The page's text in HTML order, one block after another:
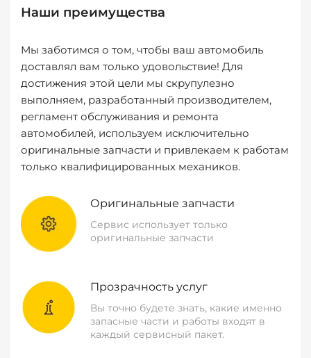
Наши преимущества
Мы заботимся о том, чтобы ваш автомобиль
доставлял вам только удовольствие! Для
достижения этой цели мы скрупулезно
выполняем, разработанный производителем,
регламент обслуживания и ремонта
автомобилей, используем исключительно
оригинальные запчасти и привлекаем к работам
только квалифицированных механиков.
Оригинальные запчасти
Сервис использует только
оригинальные запчасти
Прозрачность услуг
Вы точно будете знать, какие именно
запасные части и работы входят в
каждый сервисный пакет.